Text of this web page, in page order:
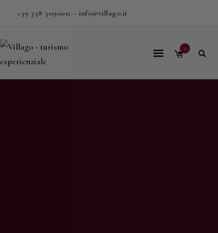
+39 338 3090011 – info@villago.it
0
Home